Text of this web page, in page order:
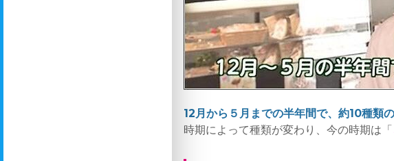
12月から５月までの半年間で、約10種類
時期によって種類が変わり、今の時期は「